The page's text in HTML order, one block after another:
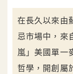
在長久以來由
忌市場中，來
嵐」美國單一
哲學，開創屬